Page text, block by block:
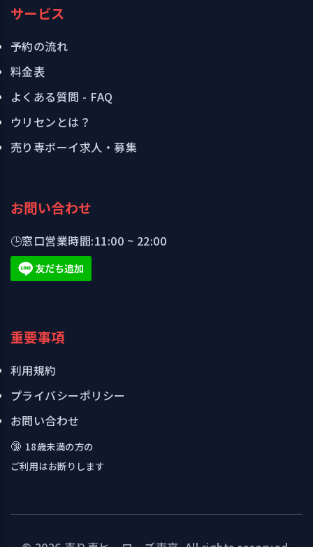
サービス
予約の流れ
料金表
よくある質問 - FAQ
ウリセンとは？
売り専ボーイ求人・募集
お問い合わせ
🕒窓口営業時間:11:00 ~ 22:00
重要事項
利用規約
プライバシーポリシー
お問い合わせ
🔞 18歳未満の方の
ご利用はお断りします